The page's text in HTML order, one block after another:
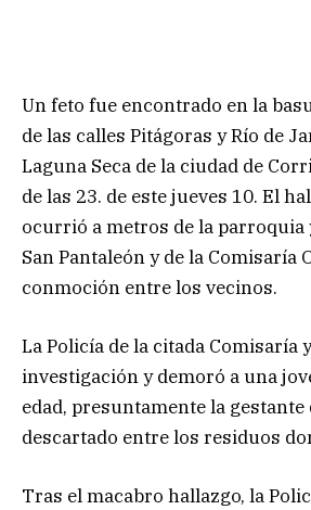
Un feto fue encontrado en la
de las calles Pitágoras y Río de
Laguna Seca de la ciudad de
de las 23. de este jueves 10. El
ocurrió a metros de la parroquia
San Pantaleón y de la Comisaría
conmoción entre los vecinos.
La Policía de la citada Comisaría
investigación y demoró a una
edad, presuntamente la gestante
descartado entre los residuos
Tras el macabro hallazgo, la